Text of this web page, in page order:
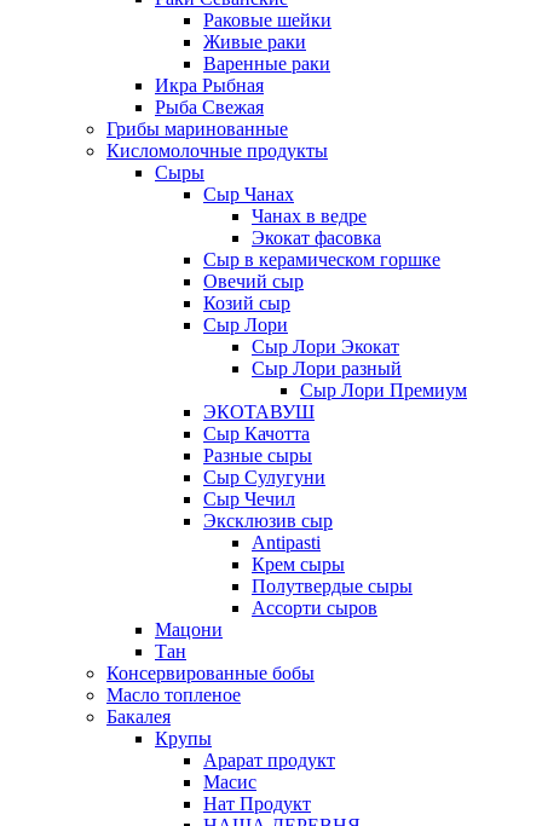
Раковые шейки
Живые раки
Варенные раки
Икра Рыбная
Рыба Свежая
Грибы маринованные
Кисломолочные продукты
Сыры
Сыр Чанах
Чанах в ведре
Экокат фасовка
Сыр в керамическом горшке
Овечий сыр
Козий сыр
Сыр Лори
Сыр Лори Экокат
Сыр Лори разный
Сыр Лори Премиум
ЭКОТАВУШ
Сыр Качотта
Разные сыры
Сыр Сулугуни
Сыр Чечил
Эксклюзив сыр
Antipasti
Крем сыры
Полутвердые сыры
Ассорти сыров
Мацони
Тан
Консервированные бобы
Масло топленое
Бакалея
Крупы
Арарат продукт
Масис
Нат Продукт